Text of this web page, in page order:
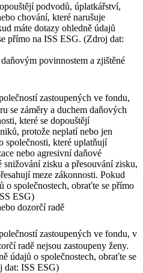
podvodů, úplatkářství,
chování, které narušuje
máte dotazy ohledně údajů
přímo na ISS ESG. (Zdroj dat:
povinnostem a zjištěné
zastoupených ve fondu,
se záměry a duchem daňových
které se dopouštějí
protože neplatí nebo jen
společnosti, které uplatňují
nebo agresivní daňové
zisku a přesouvání zisku,
meze zákonnosti. Pokud
o společnostech, obraťte se přímo
ESG)
dozorčí radě
zastoupených ve fondu, v
radě nejsou zastoupeny ženy.
údajů o společnostech, obraťte se
dat: ISS ESG)